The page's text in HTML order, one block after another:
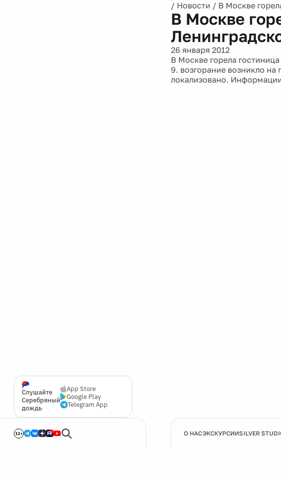
Слушайте
Серебряный
дождь
App Store
Google Play
Telegram App
12+
/ Новости / В Москве
В Москве
26 января 2012
В Москве горела
9. возгорание возникло
локализовано.
О НАСЭКСКУРСИИSILVER